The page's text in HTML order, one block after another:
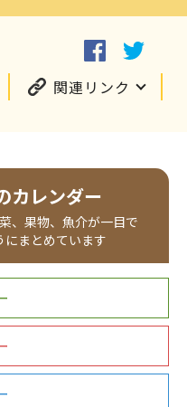
関連リンク
カレンダー
、 果物、 魚介が一目で
にまとめています